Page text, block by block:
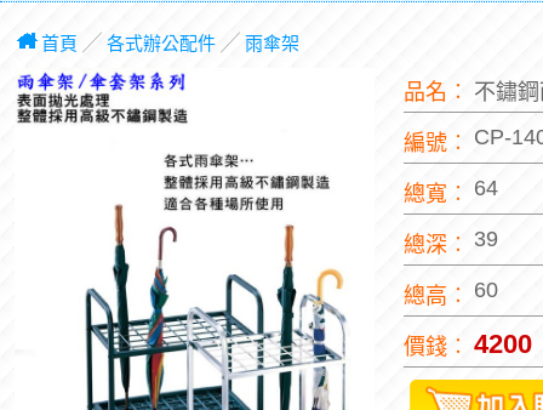
首頁 ╱ 各式辦公配件╱ 雨傘架
品名︰ 不鏽
編號︰ CP-
總寬︰ 64
總深︰ 39
總高︰ 60
價錢︰ 4200